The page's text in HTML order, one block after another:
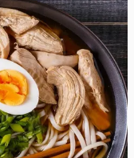
miso ramen
südamlik ja
maitsetest
mahlaka kanaga.
oma